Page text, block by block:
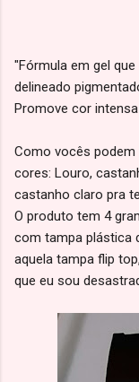
"Fórmula em gel
delineado
Promove cor
Como vocês
cores: Louro,
castanho claro pra
O produto tem 4
com tampa plástica
aquela tampa flip
que eu sou